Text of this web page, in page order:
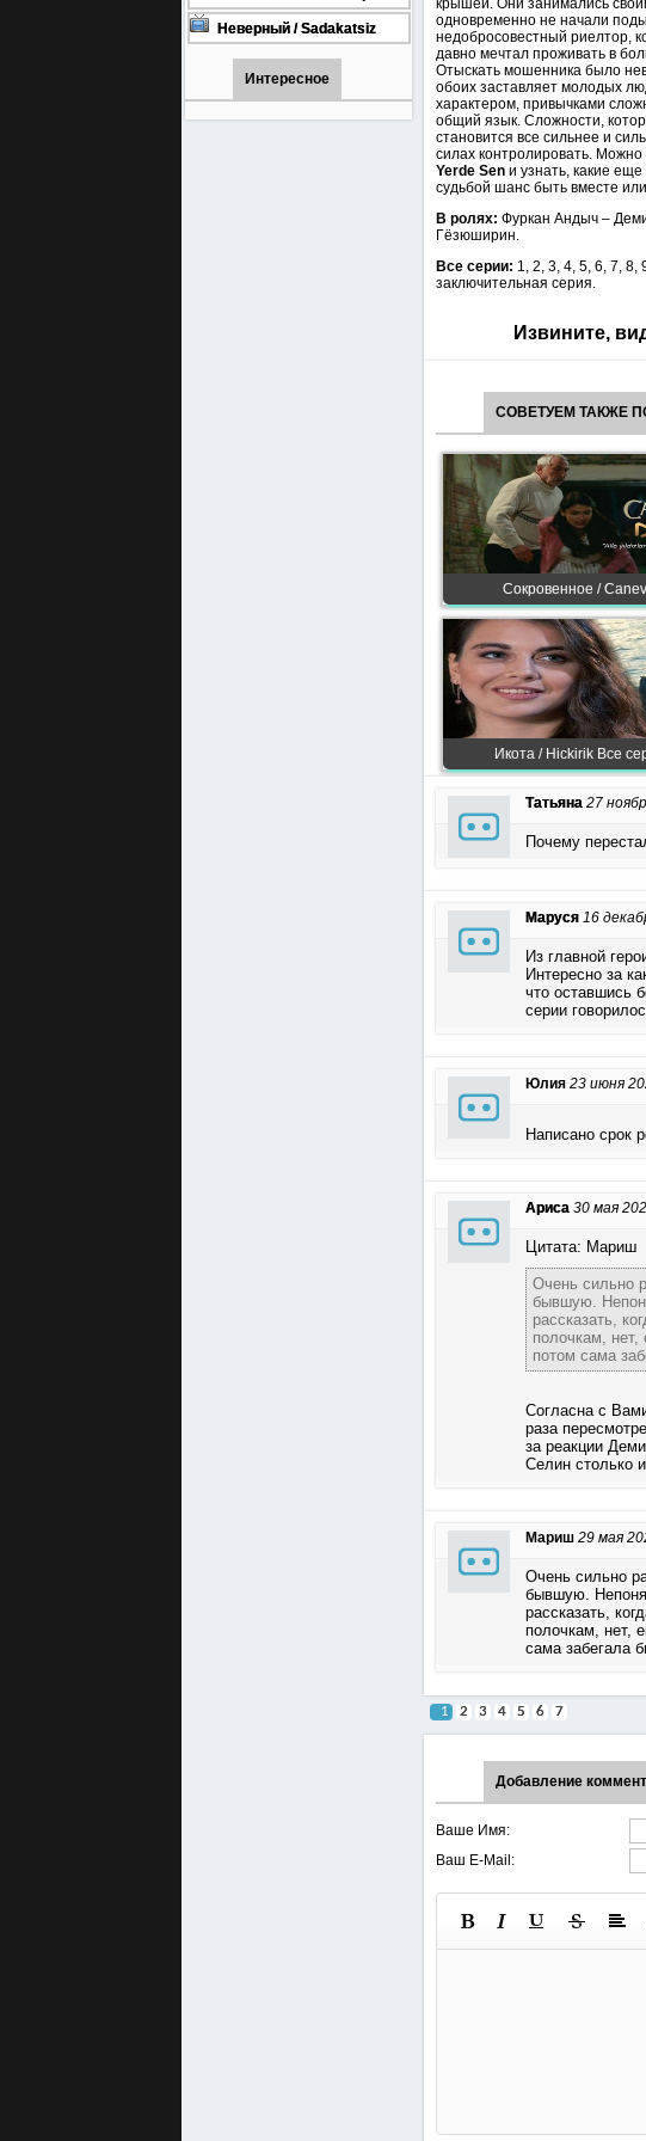
турецкий сериал смотреть
онлайн на русском языке
Неверный / Sadakatsiz
Все серии турецкий сериал
смотреть онлайн на
русском языке
Интересное
крышей. Они занимались
одновременно не начали
недобросовестный риелтор,
давно мечтал проживать в
Отыскать мошенника было
обоих заставляет молодых
характером, привычками
общий язык. Сложности,
становится все сильнее и
силах контролировать. Можно
Yerde Sen и узнать, какие
судьбой шанс быть вместе
В ролях: Фуркан Андыч –
Гёзюширин.
Все серии: 1, 2, 3, 4, 5, 6, 7, 8,
заключительная серия.
Извините,
СОВЕТУЕМ ТАКЖЕ
Сокровенное /
Икота / Hickirik Все
Татьяна 27
Почему
Маруся 16
Из главной
Интересно за
что оставшись
серии
Юлия 23 июня
Написано срок
Ариса 30 мая
Цитата: Мариш
Очень сильно
бывшую.
рассказать,
полочкам, нет,
потом сама
Согласна с
раза
за реакции
Селин столько
Мариш 29 мая
Очень сильно
бывшую.
рассказать,
полочкам, нет,
сама забегала
1 2 3 4 5 6 7
Добавление
Ваше Имя:
Ваш E-Mail: